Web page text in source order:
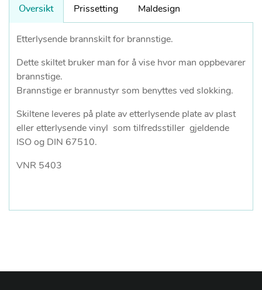
Oversikt Prissetting Maldesign
Etterlysende brannskilt for brannstige.
Dette skiltet bruker man for å vise hvor man oppbevarer
brannstige.
Brannstige er brannustyr som benyttes ved slokking.
Skiltene leveres på plate av etterlysende plate av plast
eller etterlysende vinyl som tilfredsstiller gjeldende
ISO og DIN 67510.
VNR 5403